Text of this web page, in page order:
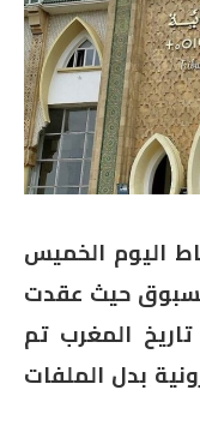
اليوم الخميس
غير مسبوق حيث عقدت
المغرب تم
بدل الملفات